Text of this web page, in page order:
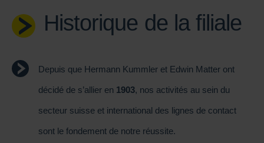
Historique de la filiale
Depuis que Hermann Kummler et Edwin Matter ont
décidé de s’allier en 1903, nos activités au sein du
secteur suisse et international des lignes de contact
sont le fondement de notre réussite.